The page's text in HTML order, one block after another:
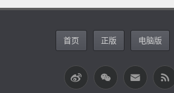
首页 正版 电脑版